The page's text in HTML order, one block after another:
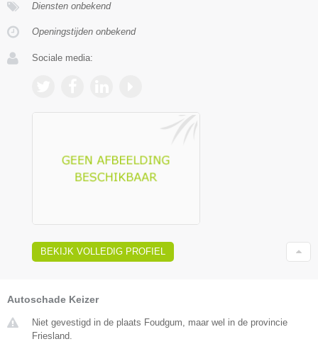
Diensten onbekend
Openingstijden onbekend
Sociale media:
BEKIJK VOLLEDIG PROFIEL
Autoschade Keizer
Niet gevestigd in de plaats Foudgum, maar wel in de provincie
Friesland.